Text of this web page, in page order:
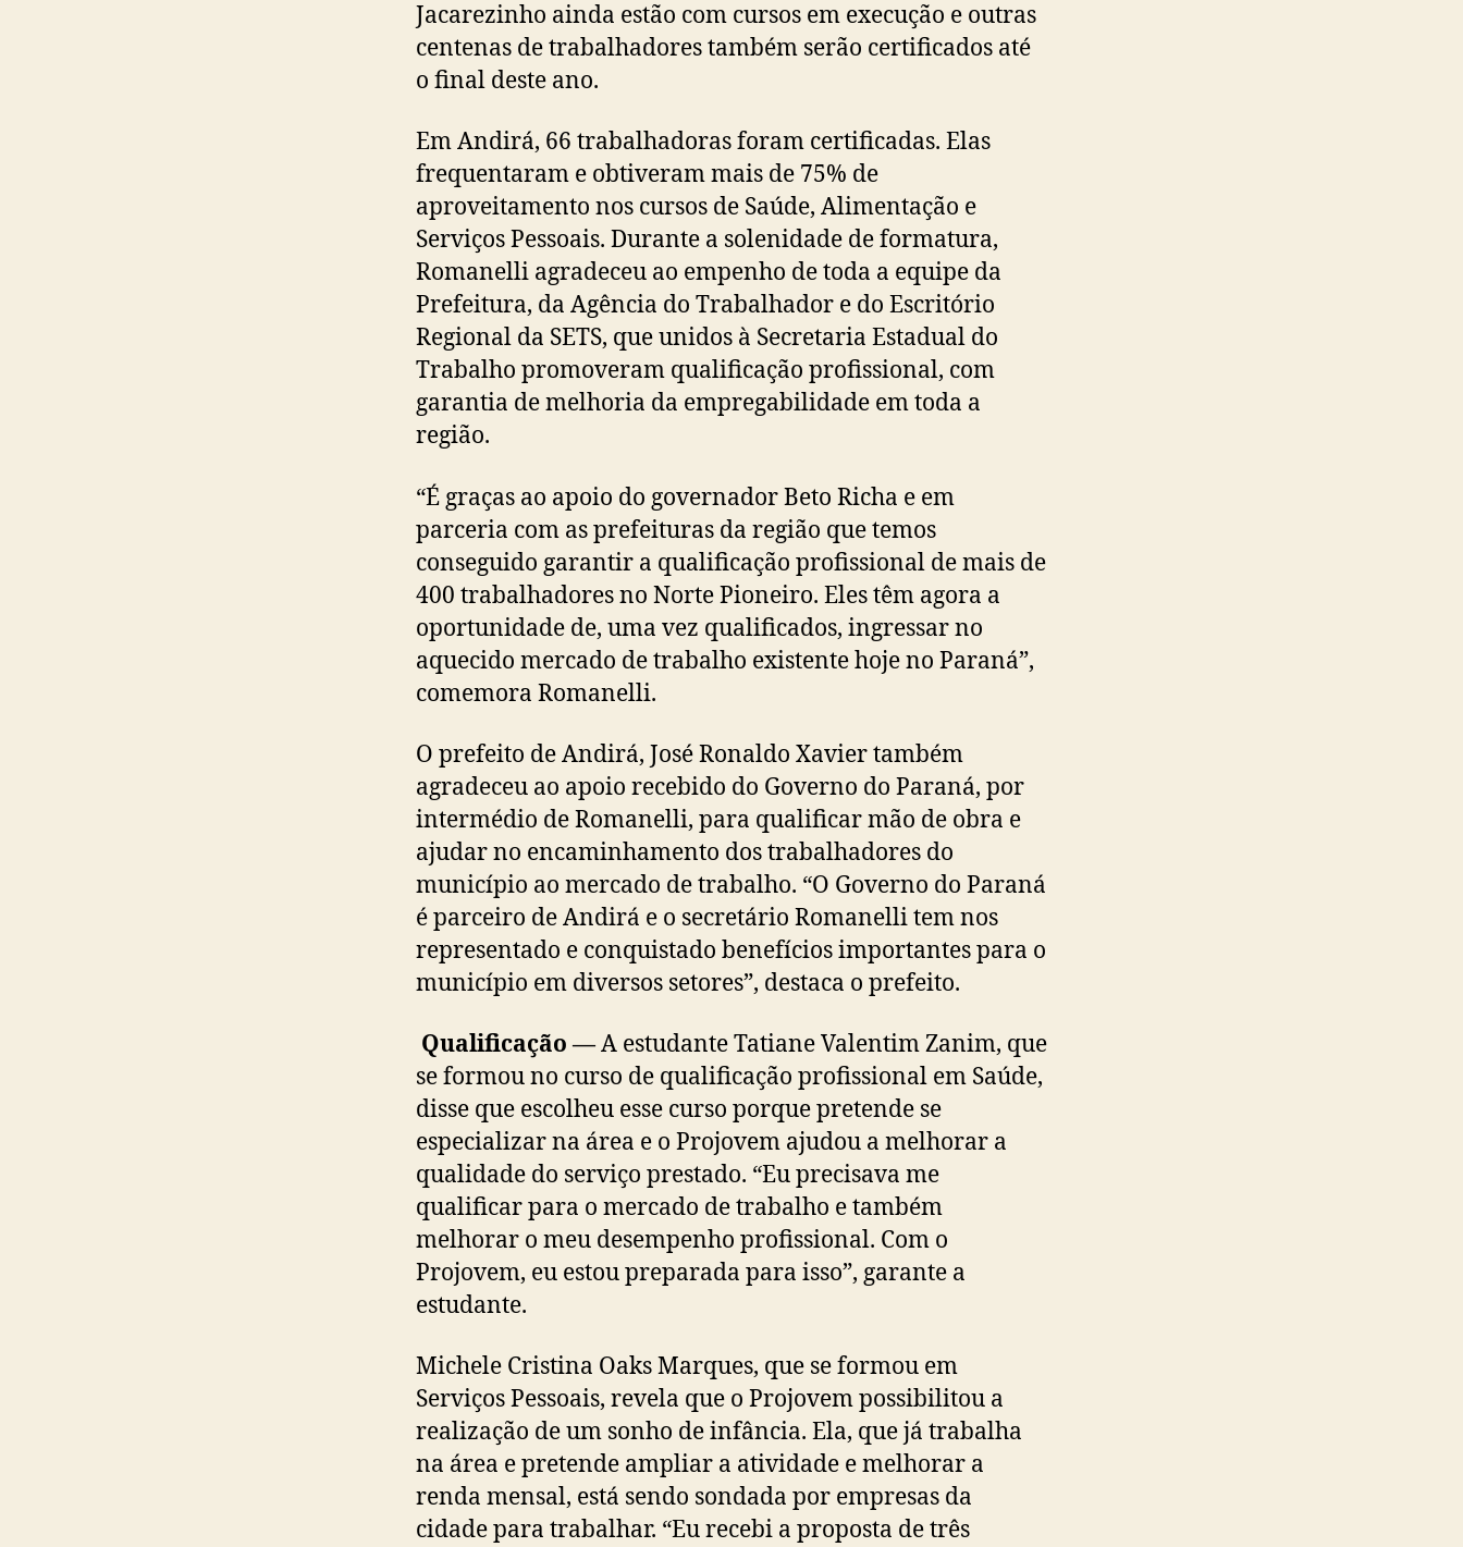
Jacarezinho ainda estão com cursos em execução e outras
centenas de trabalhadores também serão certificados até
o final deste ano.
Em Andirá, 66 trabalhadoras foram certificadas. Elas
frequentaram e obtiveram mais de 75% de
aproveitamento nos cursos de Saúde, Alimentação e
Serviços Pessoais. Durante a solenidade de formatura,
Romanelli agradeceu ao empenho de toda a equipe da
Prefeitura, da Agência do Trabalhador e do Escritório
Regional da SETS, que unidos à Secretaria Estadual do
Trabalho promoveram qualificação profissional, com
garantia de melhoria da empregabilidade em toda a
região.
“É graças ao apoio do governador Beto Richa e em
parceria com as prefeituras da região que temos
conseguido garantir a qualificação profissional de mais de
400 trabalhadores no Norte Pioneiro. Eles têm agora a
oportunidade de, uma vez qualificados, ingressar no
aquecido mercado de trabalho existente hoje no Paraná”,
comemora Romanelli.
O prefeito de Andirá, José Ronaldo Xavier também
agradeceu ao apoio recebido do Governo do Paraná, por
intermédio de Romanelli, para qualificar mão de obra e
ajudar no encaminhamento dos trabalhadores do
município ao mercado de trabalho. “O Governo do Paraná
é parceiro de Andirá e o secretário Romanelli tem nos
representado e conquistado benefícios importantes para o
município em diversos setores”, destaca o prefeito.
Qualificação —A estudante Tatiane Valentim Zanim, que
se formou no curso de qualificação profissional em Saúde,
disse que escolheu esse curso porque pretende se
especializar na área e o Projovem ajudou a melhorar a
qualidade do serviço prestado. “Eu precisava me
qualificar para o mercado de trabalho e também
melhorar o meu desempenho profissional. Com o
Projovem, eu estou preparada para isso”, garante a
estudante.
Michele Cristina Oaks Marques, que se formou em
Serviços Pessoais, revela que o Projovem possibilitou a
realização de um sonho de infância. Ela, que já trabalha
na área e pretende ampliar a atividade e melhorar a
renda mensal, está sendo sondada por empresas da
cidade para trabalhar. “Eu recebi a proposta de três